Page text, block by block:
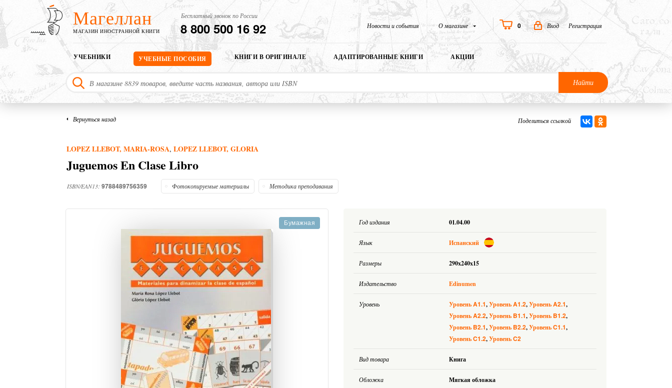
Магеллан
МАГАЗИН ИНОСТРАННОЙ КНИГИ
Бесплатный звонок по России
8 800 500 16 92 Новости и события О магазине 0 Вход Регистрация
УЧЕБНИКИ УЧЕБНЫЕ ПОСОБИЯ КНИГИ В ОРИГИНАЛЕ АДАПТИРОВАННЫЕ КНИГИ АКЦИИ
Найти
Вернуться назад Поделиться ссылкой
LOPEZ LLEBOT, MARIA-ROSA, LOPEZ LLEBOT, GLORIA
Juguemos En Clase Libro
ISBN/EAN13: 9788489756359 Фотокопируемые материалы Методика преподавания
Бумажная Год издания 01.04.00
Язык Испанский
Размеры 290x240x15
Издательство Edinumen
Уровень УровеньA1.1 УровеньA1.2 УровеньA2.1
УровеньA2.2 Уровень B1.1 Уровень B1.2
Уровень B2.1 Уровень B2.2 УровеньC1.1
УровеньC1.2 УровеньC2
Вид товара Книга
Обложка Мягкая обложка